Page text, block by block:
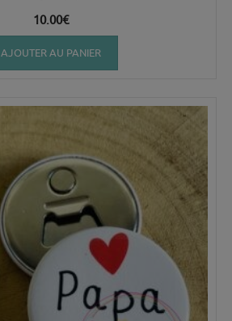
10.00€
AJOUTER AU PANIER